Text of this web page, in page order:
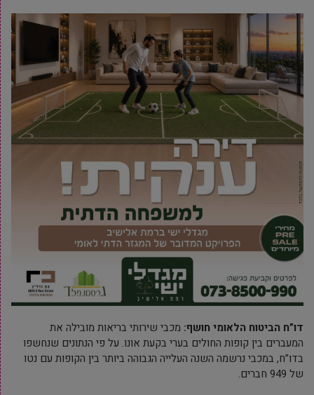
דו”ח הביטוח הלאומי חושף: מכבי שירותי בריאות מובילה את
המעברים בין קופות החולים בערי בקעת אונו. על פי הנתונים שנחשפו
בדו”ח, במכבי נרשמה השנה העלייה הגבוהה ביותר בין הקופות עם נטו
של 949 חברים.